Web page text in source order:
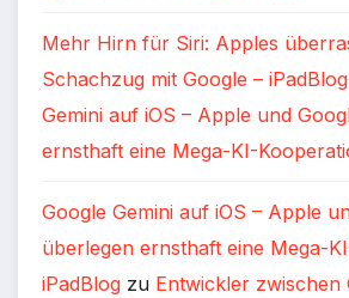
Mehr Hirn für Siri: Apples
Schachzug mit Google – iPadBlog
Gemini auf iOS – Apple und
ernsthaft eine Mega-KI-
Google Gemini auf iOS – Apple
überlegen ernsthaft eine Mega-
iPadBlog zu Entwickler zwischen